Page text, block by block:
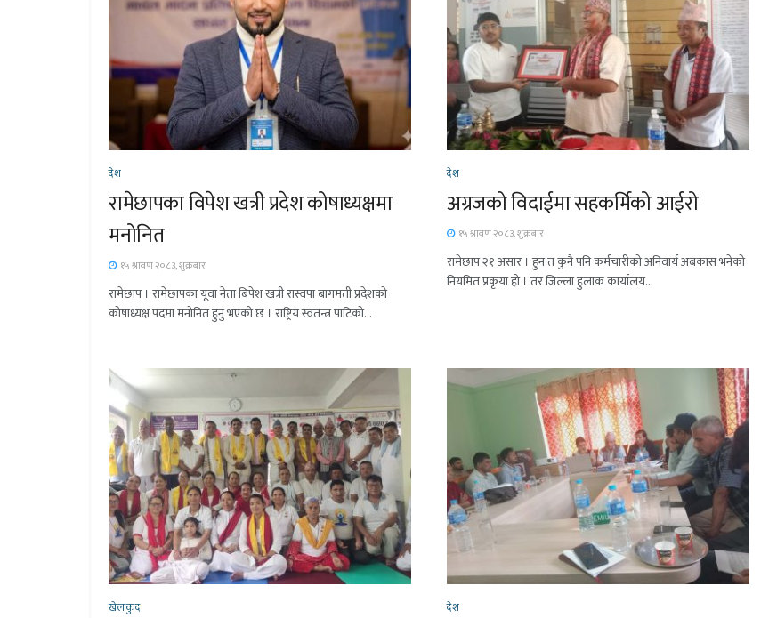
देश
रामेछापका विपेश खत्री प्रदेश कोषाध्यक्षमा
मनोनित
१५ श्रावण २०८३, शुक्रबार
रामेछाप । रामेछापका यूवा नेता बिपेश खत्री रास्वपा बागमती प्रदेशको
कोषाध्यक्ष पदमा मनोनित हुनु भएको छ । राष्ट्रिय स्वतन्त्र पाटिको...
देश
अग्रजको विदाईमा सहकर्मिको आईरो
१५ श्रावण २०८३, शुक्रबार
रामेछाप २१ असार । हुन त कुनै पनि कर्मचारीको अनिवार्य अबकास भनेको
नियमित प्रकृया हो । तर जिल्ला हुलाक कार्यालय...
खेलकुद देश